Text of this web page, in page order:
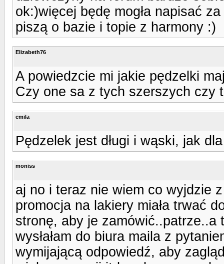
ok:)więcej będę mogła napisać
piszą o bazie i topie z harmony :)
Elizabeth76
A powiedzcie mi jakie pędzelki
Czy one sa z tych szerszych czy
emila
Pędzelek jest długi i wąski, jak
moniss
aj no i teraz nie wiem co wyjdzie
promocja na lakiery miała trwać
stronę, aby je zamówić..patrze..a
wysłałam do biura maila z
wymijającą odpowiedź, aby